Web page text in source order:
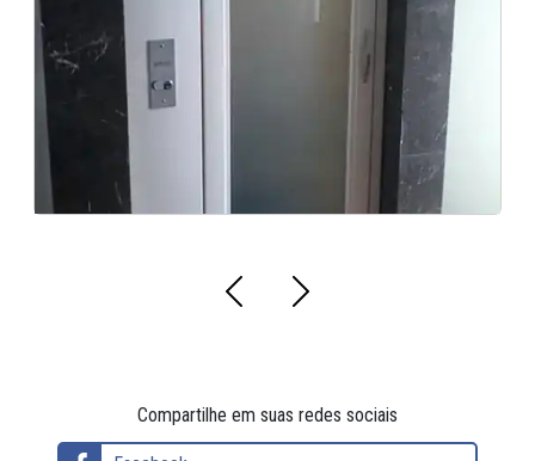
Compartilhe em suas redes sociais